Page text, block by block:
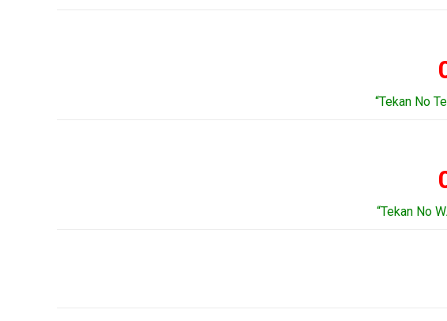
“Tekan No
“Tekan No